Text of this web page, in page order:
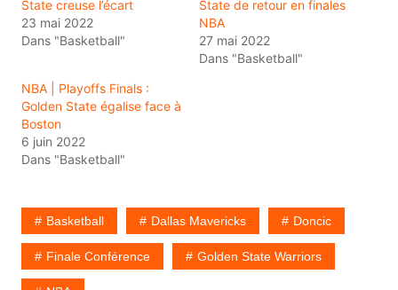
State creuse l’écart
23 mai 2022
Dans "Basketball"
State de retour en finales
NBA
27 mai 2022
Dans "Basketball"
NBA | Playoffs Finals :
Golden State égalise face à
Boston
6 juin 2022
Dans "Basketball"
Basketball Dallas Mavericks Doncic
Finale Conférence Golden State Warriors